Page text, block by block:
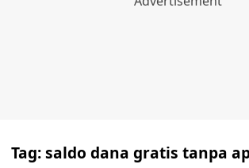
Tag:saldo dana gratis tanpa